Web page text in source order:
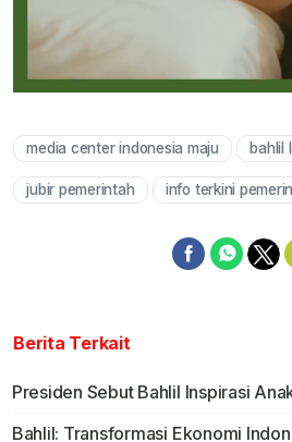
media center indonesia maju bahlil
jubir pemerintah info terkini
Berita Terkait
Presiden Sebut Bahlil Inspirasi
Bahlil: Transformasi Ekonomi